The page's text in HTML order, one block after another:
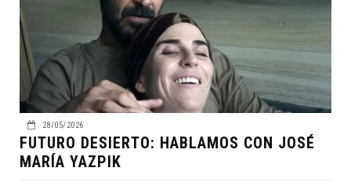
28/05/2026
FUTURO DESIERTO: HABLAMOS CON JOSÉ
MARÍA YAZPIK